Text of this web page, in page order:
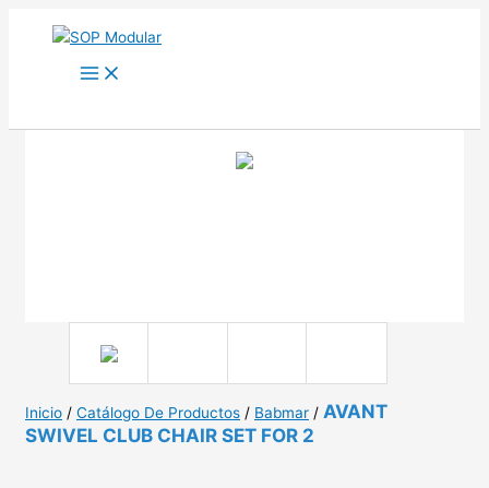
Inicio / Catálogo De Productos / Babmar / AVANT
SWIVEL CLUB CHAIR SET FOR 2